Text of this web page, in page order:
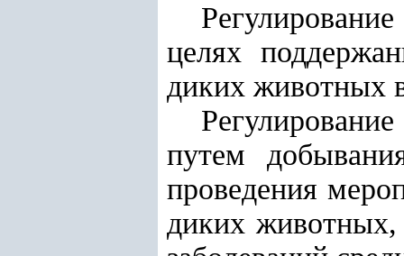
целях
диких животных
путем
проведения
диких животных,